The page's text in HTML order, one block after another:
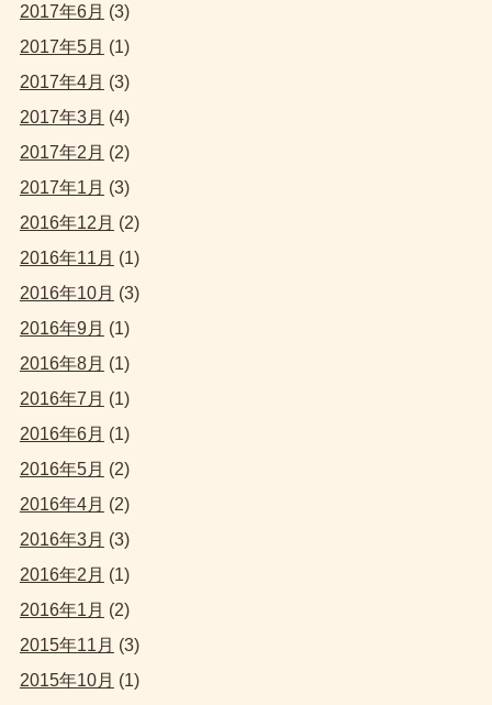
2017年6月 (3)
2017年5月 (1)
2017年4月 (3)
2017年3月 (4)
2017年2月 (2)
2017年1月 (3)
2016年12月 (2)
2016年11月 (1)
2016年10月 (3)
2016年9月 (1)
2016年8月 (1)
2016年7月 (1)
2016年6月 (1)
2016年5月 (2)
2016年4月 (2)
2016年3月 (3)
2016年2月 (1)
2016年1月 (2)
2015年11月 (3)
2015年10月 (1)